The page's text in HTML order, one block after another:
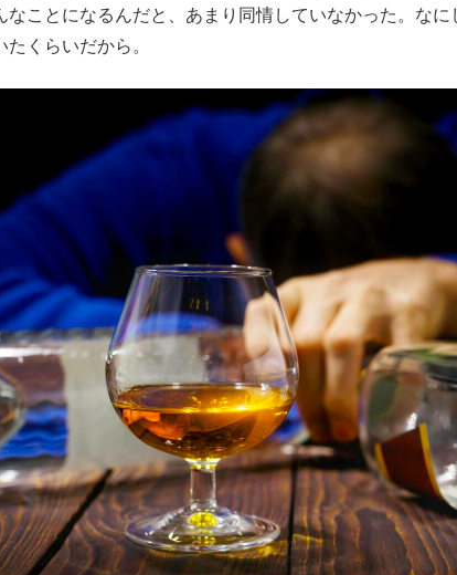
なことになるんだと、あまり同情していなかった。な
くらいだから。